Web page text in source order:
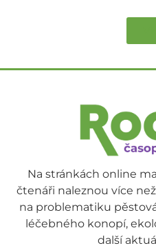
Na stránkách online
čtenáři naleznou více
na problematiku
léčebného konopí,
další